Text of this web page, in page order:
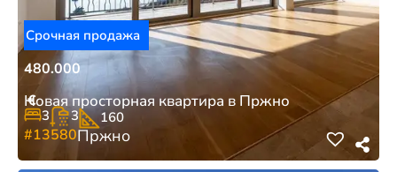
480.000
€
Новая просторная квартира в Пржно
3 3 160
#13580Пржно
Срочная продажа